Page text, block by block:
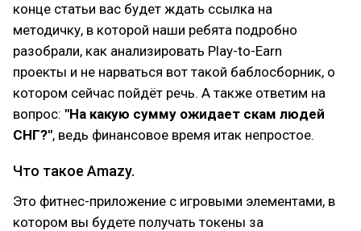
конце статьи вас будет ждать ссылка на
методичку, в которой наши ребята подробно
разобрали, как анализировать Play-to-Earn
проекты и не нарваться вот такой баблосборник, о
котором сейчас пойдёт речь. А также ответим на
вопрос: "На какую сумму ожидает скам людей
СНГ?", ведь финансовое время итак непростое.
Что такое Amazy.
Это фитнес-приложение с игровыми элементами, в
котором вы будете получать токены за